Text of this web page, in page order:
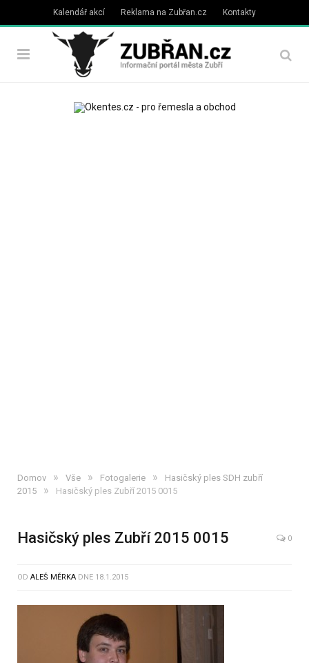
Kalendář akcí Reklama na Zubřan.cz Kontakty
Domov » Vše » Fotogalerie »
Hasičský ples SDH zubří
2015
» Hasičský ples Zubří 2015 0015
Hasičský ples Zubří 2015 0015 0
OD ALEŠ MĚRKA DNE 18.1.2015